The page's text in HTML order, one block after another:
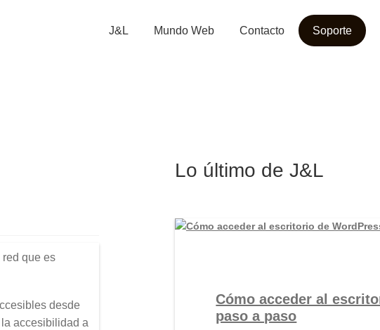
J&L Mundo Web Contacto Soporte
que es
desde
accesibilidad a
Lo último de J&L
Cómo acceder al
paso a paso